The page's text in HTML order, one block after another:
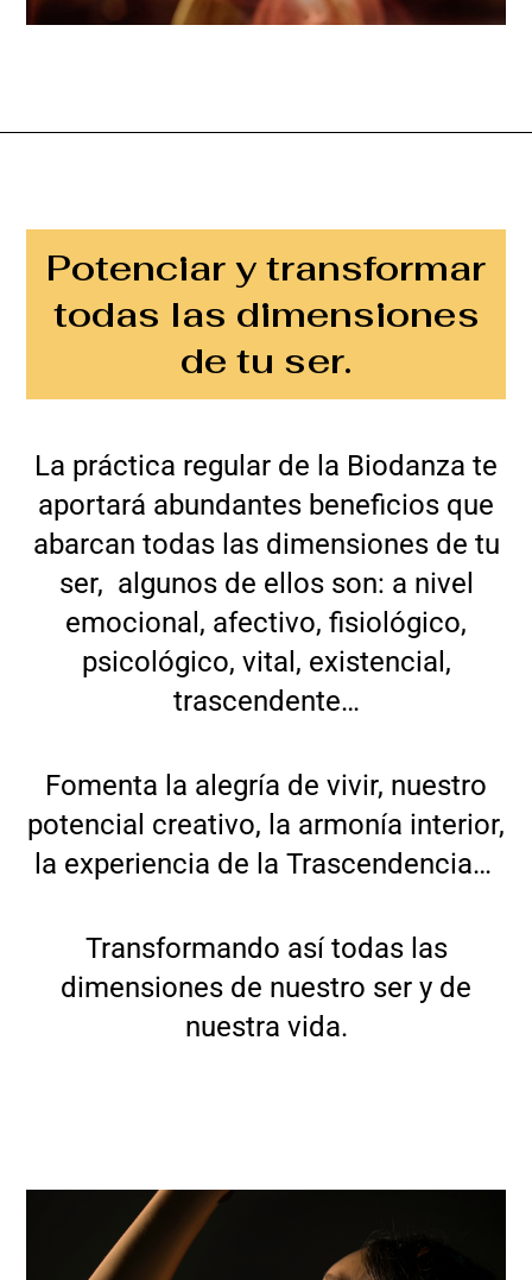
Potenciar y transformar
todas las dimensiones
de tu ser.
La práctica regular de la Biodanza te
aportará abundantes beneficios que
abarcan todas las dimensiones de tu
ser, algunos de ellos son: a nivel
emocional, afectivo, fisiológico,
psicológico, vital, existencial,
trascendente…
Fomenta la alegría de vivir, nuestro
potencial creativo, la armonía interior,
la experiencia de la Trascendencia…
Transformando así todas las
dimensiones de nuestro ser y de
nuestra vida.